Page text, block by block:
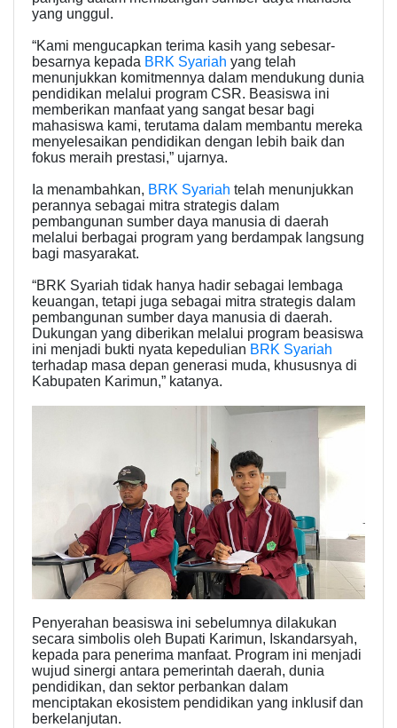
yang unggul.
“Kami mengucapkan terima kasih yang sebesar-
besarnya kepada BRK Syariah yang telah
menunjukkan komitmennya dalam mendukung dunia
pendidikan melalui program CSR. Beasiswa ini
memberikan manfaat yang sangat besar bagi
mahasiswa kami, terutama dalam membantu mereka
menyelesaikan pendidikan dengan lebih baik dan
fokus meraih prestasi,” ujarnya.
Ia menambahkan, BRK Syariah telah menunjukkan
perannya sebagai mitra strategis dalam
pembangunan sumber daya manusia di daerah
melalui berbagai program yang berdampak langsung
bagi masyarakat.
“BRK Syariah tidak hanya hadir sebagai lembaga
keuangan, tetapi juga sebagai mitra strategis dalam
pembangunan sumber daya manusia di daerah.
Dukungan yang diberikan melalui program beasiswa
ini menjadi bukti nyata kepedulian BRK Syariah
terhadap masa depan generasi muda, khususnya di
Kabupaten Karimun,” katanya.
Penyerahan beasiswa ini sebelumnya dilakukan
secara simbolis oleh Bupati Karimun, Iskandarsyah,
kepada para penerima manfaat. Program ini menjadi
wujud sinergi antara pemerintah daerah, dunia
pendidikan, dan sektor perbankan dalam
menciptakan ekosistem pendidikan yang inklusif dan
berkelanjutan.